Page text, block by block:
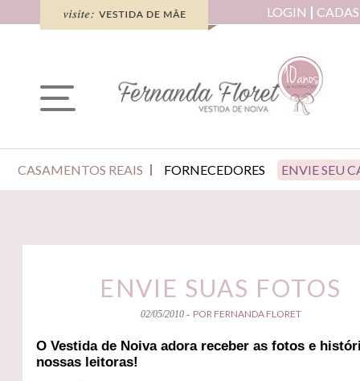
LOGIN
CASAMENTOS REAIS FORNECEDORES ENVIE SEU
ENVIE SUAS FOTOS
02/05/2010 - POR FERNANDA FLORET
O Vestida de Noiva adora receber as fotos e
nossas leitoras!